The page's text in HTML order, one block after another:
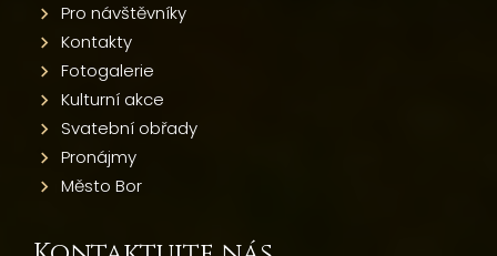
Pro návštěvníky
Kontakty
Fotogalerie
Kulturní akce
Svatební obřady
Pronájmy
Město Bor